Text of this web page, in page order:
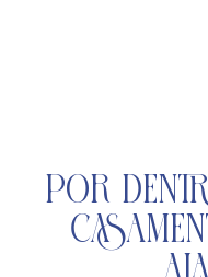
Por